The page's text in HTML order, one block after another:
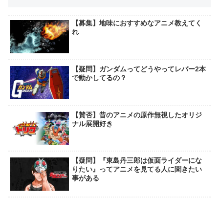
【募集】地味におすすめなアニメ教えてく
れ
【疑問】ガンダムってどうやってレバー2本
で動かしてるの？
【賛否】昔のアニメの原作無視したオリジ
ナル展開好き
【疑問】『東島丹三郎は仮面ライダーにな
りたい』ってアニメを見てる人に聞きたい
事がある